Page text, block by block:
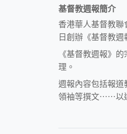
基督教週報簡介
香港華人基督教
日創辦《基督教週
《基督教週報》
理。
週報內容包括報道
領袖等撰文⋯⋯以